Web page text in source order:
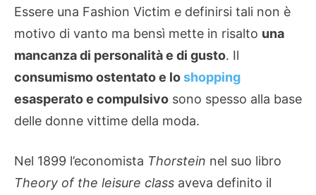
Essere una Fashion Victim e definirsi tali non è
motivo di vanto ma bensì mette in risalto una
mancanza di personalità e di gusto. Il
consumismo ostentato e loshopping
esasperato e compulsivo sono spesso alla base
delle donne vittime della moda.
Nel 1899 l’economista Thorstein nel suo libro
Theory of the leisure class aveva definito il